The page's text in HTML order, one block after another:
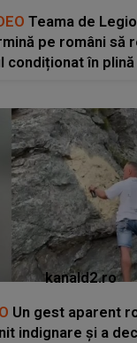
Teama de
pe români să
condiționat în
kanald2.ro
Un gest aparent
indignare și a